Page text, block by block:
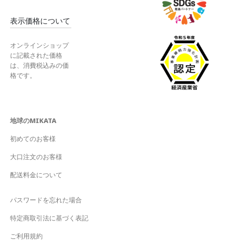
表示価格について
オンラインショップ
に記載された価格
は、消費税込みの価
格です。
地球のMIKATA
初めてのお客様
大口注文のお客様
配送料金について
パスワードを忘れた場合
特定商取引法に基づく表記
ご利用規約